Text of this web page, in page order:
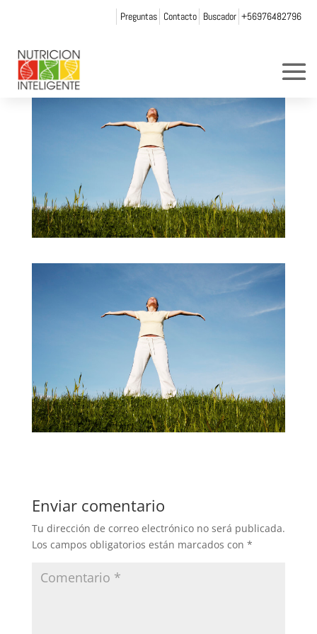
Preguntas Contacto Buscador +56976482796
porWeb Admin NI
Enviar comentario
Tu dirección de correo electrónico no será publicada.
Los campos obligatorios están marcados con *